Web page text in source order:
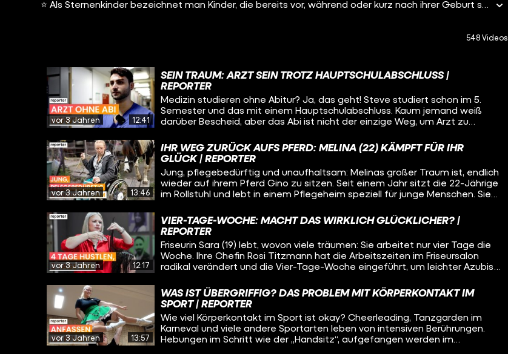
⭐ Als Sternenkinder bezeichnet man Kinder, die bereits vor, während oder kurz nach ihrer Geburt sterben. Das Wort „Sternenkind“ hat seine Wurzeln in der religiösen Vorstellung, dass verstorbene Kinder „in den Himmel“ kommen. Lange Zeit wurden verstorbene Babys als Fehlgeburten oder Totgeburten bezeichnet. Viele Sternenkind-Eltern stören diese Bezeichnungen aber, da diese den Fokus zu sehr auf das Sterben und nicht auf das Kind selbst setzen.
548 Videos
vor 3 Jahren 12:41
SEIN TRAUM: ARZT SEIN TROTZ HAUPTSCHULABSCHLUSS |
REPORTER
Medizin studieren ohne Abitur? Ja, das geht! Steve studiert schon im 5.
Semester und das mit einem Hauptschulabschluss. Kaum jemand weiß
darüber Bescheid, aber das Abi ist nicht der einzige Weg, um Arzt zu
vor 3 Jahren 13:46
IHR WEG ZURÜCK AUFS PFERD: MELINA (22) KÄMPFT FÜR IHR
GLÜCK | REPORTER
Jung, pflegebedürftig und unaufhaltsam: Melinas großer Traum ist, endlich
wieder auf ihrem Pferd Gino zu sitzen. Seit einem Jahr sitzt die 22-Jährige
im Rollstuhl und lebt in einem Pflegeheim speziell für junge Menschen. Sie
zu einer Magenlähmung führt. Ob sie es schaffen wird, wieder zu reiten?
vor 3 Jahren 12:17
VIER-TAGE-WOCHE: MACHT DAS WIRKLICH GLÜCKLICHER? |
REPORTER
Friseurin Sara (19) lebt, wovon viele träumen: Sie arbeitet nur vier Tage die
Woche. Ihre Chefin Rosi Titzmann hat die Arbeitszeiten im Friseursalon
radikal verändert und die Vier-Tage-Woche eingeführt, um leichter Azubis
vor 3 Jahren 13:57
WAS IST ÜBERGRIFFIG? DAS PROBLEM MIT KÖRPERKONTAKT IM
SPORT | REPORTER
Wie viel Körperkontakt im Sport ist okay? Cheerleading, Tanzgarden im
Karneval und viele andere Sportarten leben von intensiven Berührungen.
Hebungen im Schritt wie der „Handsitz“, aufgefangen werden im